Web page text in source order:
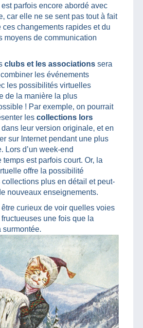
parfois encore abordé avec
car elle ne se sent pas tout à fait
ces changements rapides et du
moyens de communication
clubs et les associations sera
les événements
les possibilités virtuelles
de la manière la plus
! Par exemple, on pourrait
les collections lors
dans leur version originale, et en
sur Internet pendant une plus
Lors d’un week-end
temps est parfois court. Or, la
offre la possibilité
collections plus en détail et peut-
nouveaux enseignements.
curieux de voir quelles voies
une fois que la
surmontée.